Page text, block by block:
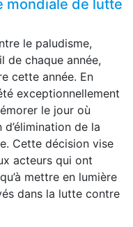
mondiale de lutte
le paludisme,
de chaque année,
cette année. En
exceptionnellement
le jour où
de la
Cette décision vise
acteurs qui ont
mettre en lumière
dans la lutte contre